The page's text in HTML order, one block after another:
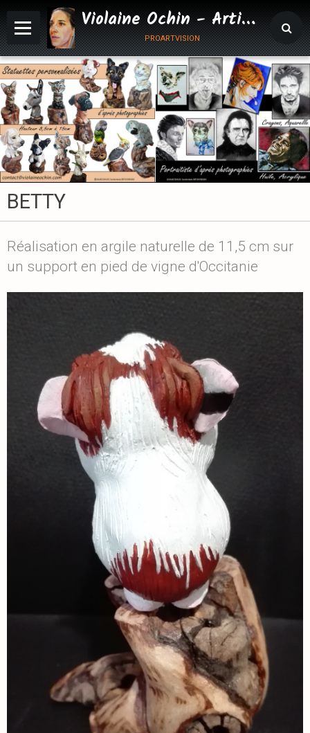
Violaine Ochin - Artiste Animalier
proartvision
BETTY
Réalisation en argile naturelle de 11,5 cm sur
un support en pied de vigne d'Occitanie